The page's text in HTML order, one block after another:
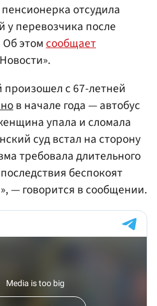
пенсионерка отсудила
у перевозчика после
Об этомсообщает
произошел с 67-летней
в начале года — автобус
упала и сломала
суд встал на сторону
требовала длительного
беспокоят
— говорится в сообщении.